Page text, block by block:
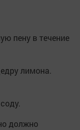
пену в течение
лимона.
должно